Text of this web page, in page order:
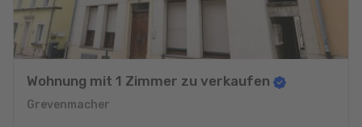
Wohnung mit 1 Zimmer zu verkaufen
Grevenmacher